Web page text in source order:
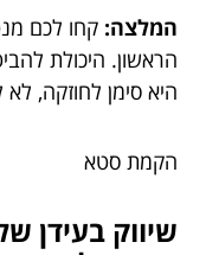
המלצה: קחו לכם
הראשון. היכולת
היא סימן לחוזקה,
הקמת סטא
שיווק בעידן